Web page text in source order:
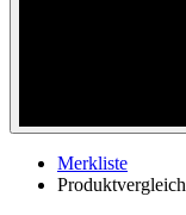
Merkliste
Produktvergleich